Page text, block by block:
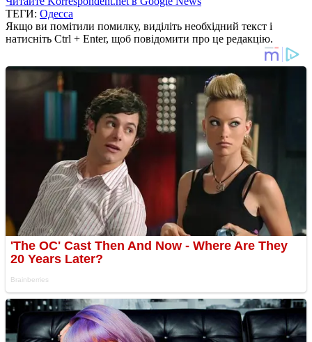
ТЕГИ: Одесса
Якщо ви помітили помилку, виділіть необхідний текст і
натисніть Ctrl + Enter, щоб повідомити про це редакцію.